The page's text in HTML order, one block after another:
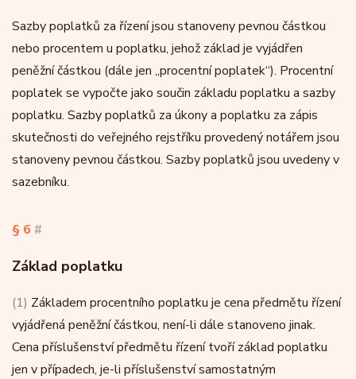
Sazby poplatků za řízení jsou stanoveny pevnou částkou
nebo procentem u poplatku, jehož základ je vyjádřen
peněžní částkou (dále jen „procentní poplatek“). Procentní
poplatek se vypočte jako součin základu poplatku a sazby
poplatku. Sazby poplatků za úkony a poplatku za zápis
skutečnosti do veřejného rejstříku provedený notářem jsou
stanoveny pevnou částkou. Sazby poplatků jsou uvedeny v
sazebníku.
§ 6 #
Základ poplatku
(1) Základem procentního poplatku je cena předmětu řízení
vyjádřená peněžní částkou, není-li dále stanoveno jinak.
Cena příslušenství předmětu řízení tvoří základ poplatku
jen v případech, je-li příslušenství samostatným